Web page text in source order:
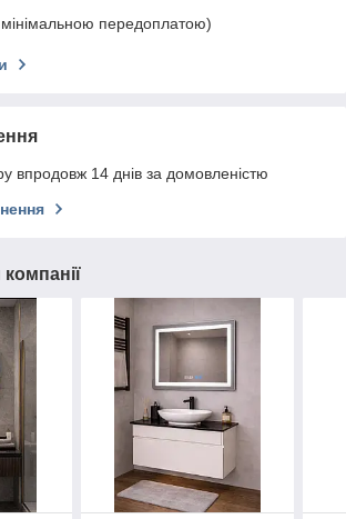
мінімальною передоплатою)
впродовж 14 днів за домовленістю